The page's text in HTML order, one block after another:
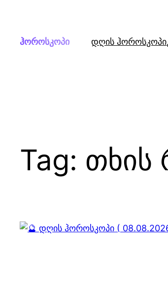
content
ჰოროსკოპი დღის ჰოროსკოპი
Tag: თხის